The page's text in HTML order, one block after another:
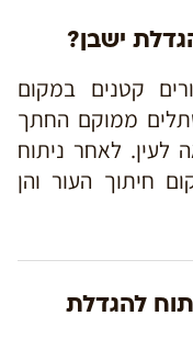
ישבן?
קטנים במקום
ממוקם החתך
לעין. לאחר ניתוח
חיתוך העור והן
להגדלת